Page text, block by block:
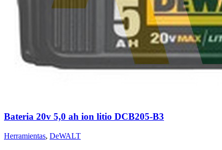
Bateria 20v 5,0 ah ion litio DCB205-B3
Herramientas, DeWALT